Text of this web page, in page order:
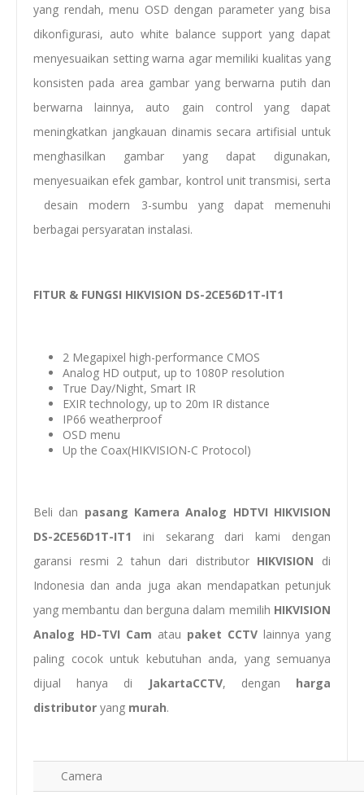
yang rendah, menu OSD dengan parameter yang bisa
dikonfigurasi, auto white balance support yang dapat
menyesuaikan setting warna agar memiliki kualitas yang
konsisten pada area gambar yang berwarna putih dan
berwarna lainnya, auto gain control yang dapat
meningkatkan jangkauan dinamis secara artifisial untuk
menghasilkan gambar yang dapat digunakan,
menyesuaikan efek gambar, kontrol unit transmisi, serta
desain modern 3-sumbu yang dapat memenuhi
berbagai persyaratan instalasi.
FITUR & FUNGSI HIKVISION DS-2CE56D1T-IT1
2 Megapixel high-performance CMOS
Analog HD output, up to 1080P resolution
True Day/Night, Smart IR
EXIR technology, up to 20m IR distance
IP66 weatherproof
OSD menu
Up the Coax(HIKVISION-C Protocol)
Beli dan pasang Kamera Analog HDTVI HIKVISION
DS-2CE56D1T-IT1 ini sekarang dari kami dengan
garansi resmi 2 tahun dari distributor HIKVISION di
Indonesia dan anda juga akan mendapatkan petunjuk
yang membantu dan berguna dalam memilih HIKVISION
Analog HD-TVI Cam atau paket CCTV lainnya yang
paling cocok untuk kebutuhan anda, yang semuanya
dijual hanya di
JakartaCCTV, dengan harga
distributor yang murah.
Camera